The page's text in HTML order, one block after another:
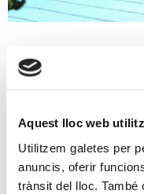
Aquest lloc web
Utilitzem galetes per
anuncis, oferir
trànsit del lloc.